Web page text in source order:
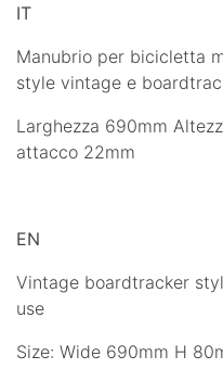
IT
Manubrio per bicicletta
style vintage e
Larghezza 690mm
attacco 22mm
EN
Vintage boardtracker
use
Size: Wide 690mm H